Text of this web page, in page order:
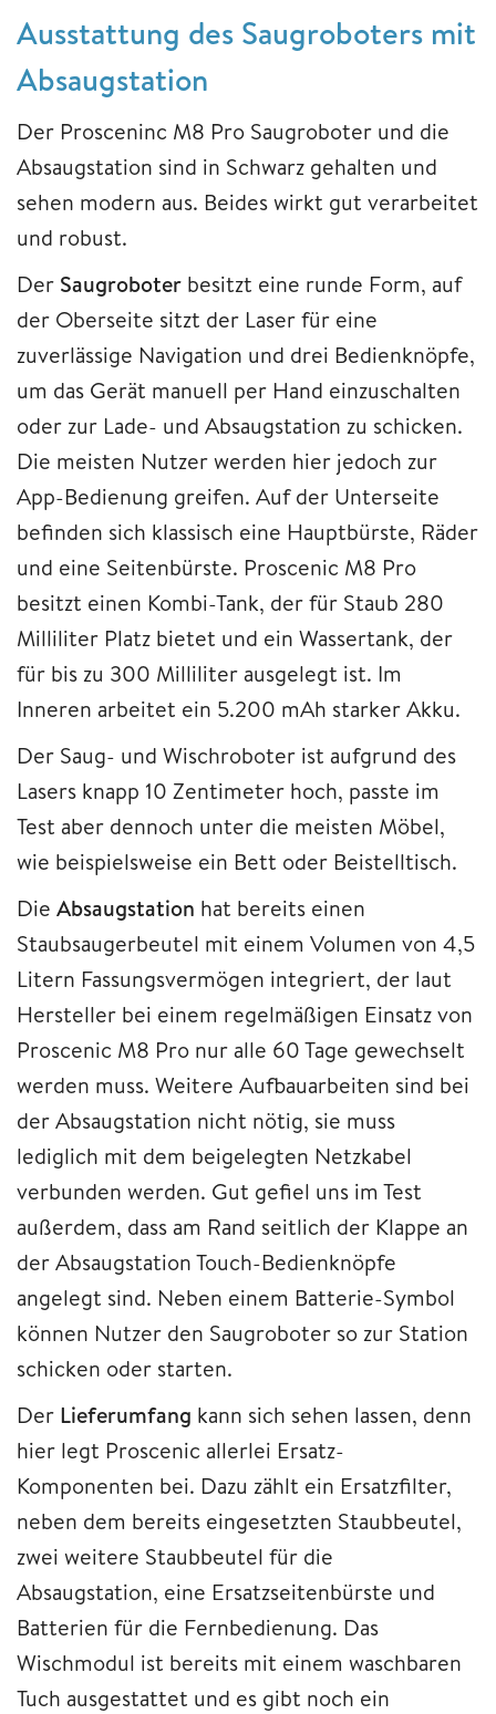
Ausstattung des Saugroboters mit
Absaugstation
Der Prosceninc M8 Pro Saugroboter und die
Absaugstation sind in Schwarz gehalten und
sehen modern aus. Beides wirkt gut verarbeitet
und robust.
Der Saugroboter besitzt eine runde Form, auf
der Oberseite sitzt der Laser für eine
zuverlässige Navigation und drei Bedienknöpfe,
um das Gerät manuell per Hand einzuschalten
oder zur Lade- und Absaugstation zu schicken.
Die meisten Nutzer werden hier jedoch zur
App-Bedienung greifen. Auf der Unterseite
befinden sich klassisch eine Hauptbürste, Räder
und eine Seitenbürste. Proscenic M8 Pro
besitzt einen Kombi-Tank, der für Staub 280
Milliliter Platz bietet und ein Wassertank, der
für bis zu 300 Milliliter ausgelegt ist. Im
Inneren arbeitet ein 5.200 mAh starker Akku.
Der Saug- und Wischroboter ist aufgrund des
Lasers knapp 10 Zentimeter hoch, passte im
Test aber dennoch unter die meisten Möbel,
wie beispielsweise ein Bett oder Beistelltisch.
Die Absaugstation hat bereits einen
Staubsaugerbeutel mit einem Volumen von 4,5
Litern Fassungsvermögen integriert, der laut
Hersteller bei einem regelmäßigen Einsatz von
Proscenic M8 Pro nur alle 60 Tage gewechselt
werden muss. Weitere Aufbauarbeiten sind bei
der Absaugstation nicht nötig, sie muss
lediglich mit dem beigelegten Netzkabel
verbunden werden. Gut gefiel uns im Test
außerdem, dass am Rand seitlich der Klappe an
der Absaugstation Touch-Bedienknöpfe
angelegt sind. Neben einem Batterie-Symbol
können Nutzer den Saugroboter so zur Station
schicken oder starten.
Der Lieferumfang kann sich sehen lassen, denn
hier legt Proscenic allerlei Ersatz-
Komponenten bei. Dazu zählt ein Ersatzfilter,
neben dem bereits eingesetzten Staubbeutel,
zwei weitere Staubbeutel für die
Absaugstation, eine Ersatzseitenbürste und
Batterien für die Fernbedienung. Das
Wischmodul ist bereits mit einem waschbaren
Tuch ausgestattet und es gibt noch ein